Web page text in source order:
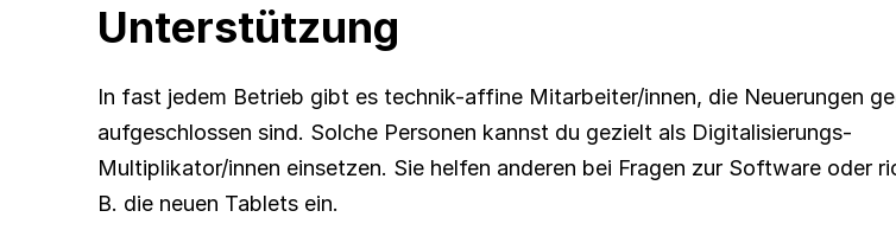
Unterstützung
In fast jedem Betrieb gibt es technik-affine Mitarbeiter/innen, die Neuerungen
aufgeschlossen sind. Solche Personen kannst du gezielt als Digitalisierungs-
Multiplikator/innen einsetzen. Sie helfen anderen bei Fragen zur Software oder
B. die neuen Tablets ein.